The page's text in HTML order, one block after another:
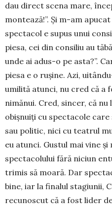
dau direct scena mare,
montează!”. Și m-am
spectacol e supus unui
piesa, cei din consiliu au
unde ai adus-o pe asta?”.
piesa e o rușine. Azi,
umilită atunci, nu cred că a
ni­mă­nui. Cred, sincer, că
obișnuiți cu spectacole care
sau politic, nici cu teatrul
eu atunci. Gustul mai vine
spectacolului fără niciun
trimis să moară. Dar
bine, iar la finalul stagiunii,
recunoscut că a fost lider